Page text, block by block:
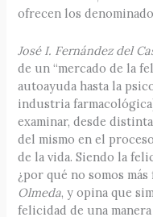
ofrecen los
José I. Fernández del
de un “mercado de la
autoayuda hasta la
industria
examinar, desde
del mismo en el
de la vida. Siendo la
¿por qué no somos
Olmeda, y opina que
felicidad de una